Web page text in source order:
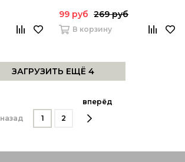
99 руб 269 руб
В корзину
ЗАГРУЗИТЬ ЕЩЁ 4
назад 1 2
вперёд